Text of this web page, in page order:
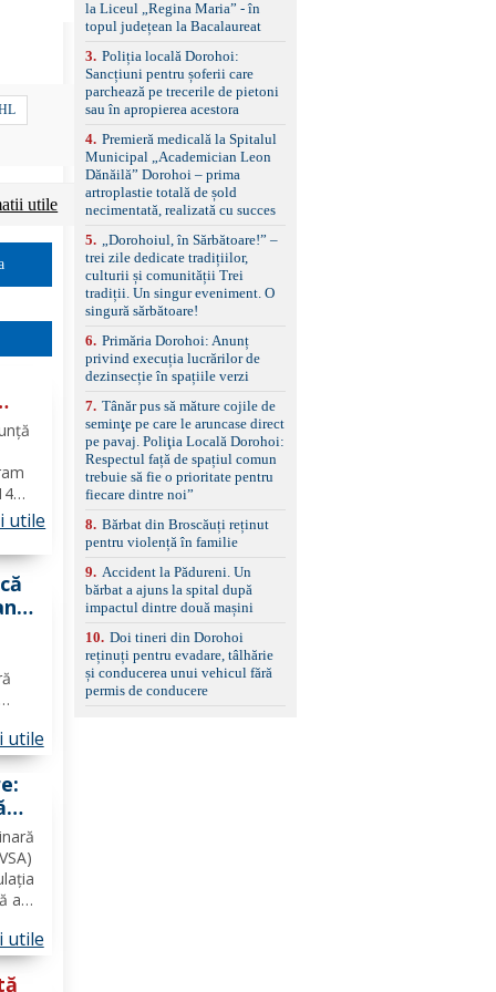
utile
utile
utile
au
1,
utile
panoramică, geamuri
spate fumurii Carlig de
remorcare Bonus: -
Covorașe textile montate
pe mașină. -Ofer și un
set de covorașe din
împreună cu un set de
anvelope de iarnă.
la Liceul „Regina Maria” - în
topul județean la Bacalaureat
3. Poliția locală Dorohoi:
Sancțiuni pentru șoferii care
parchează pe trecerile de pietoni
sau în apropierea acestora
4. Premieră medicală la Spitalul
Municipal „Academician Leon
Dănăilă” Dorohoi – prima
artroplastie totală de șold
necimentată, realizată cu succes
5.
„Dorohoiul, în Sărbătoare!” –
trei zile dedicate tradițiilor,
culturii și comunității Trei
tradiții. Un singur eveniment. O
singură sărbătoare!
6. Primăria Dorohoi: Anunț
privind execuția lucrărilor de
dezinsecție în spațiile verzi
7. Tânăr pus să măture cojile de
seminţe pe care le aruncase direct
pe pavaj. Poliţia Locală Dorohoi:
Respectul față de spațiul comun
trebuie să fie o prioritate pentru
fiecare dintre noi”
8. Bărbat din Broscăuți reținut
pentru violență în familie
9. Accident la Pădureni. Un
bărbat a ajuns la spital după
impactul dintre două mașini
10. Doi tineri din Dorohoi
reținuți pentru evadare, tâlhărie
și conducerea unui vehicul fără
permis de conducere